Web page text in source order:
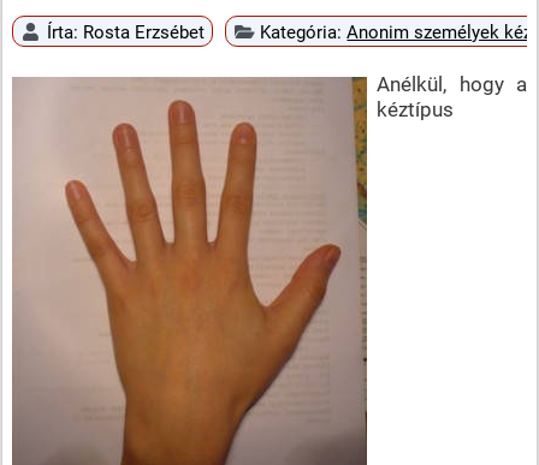
Írta: Rosta Erzsébet Kategória:Anonim személyek
Anélkül, hogy a
kéztípus